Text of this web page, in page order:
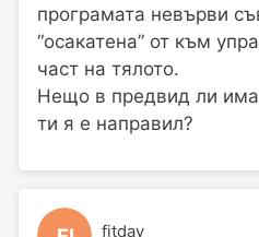
програмата невърви
“осакатена” от към
част на тялото.
Нещо в предвид ли има
ти я е направил?
fitday